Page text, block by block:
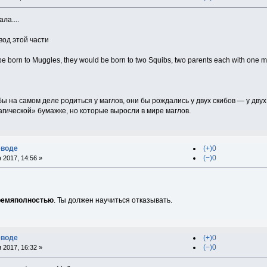
этой части
born to Muggles, they would be born to two Squibs, two parents each with one
на самом деле родиться у маглов, они бы рождались у двух скибов — у
бумажке, но которые выросли в мире маглов.
14:56 »
(+)0
(−)0
. Ты должен научиться отказывать.
16:32 »
(+)0
(−)0